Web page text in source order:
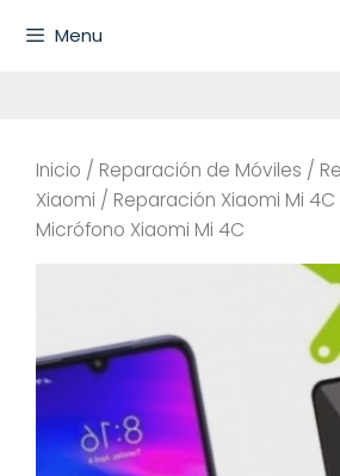
Menu
Inicio / Reparación de Móviles /
Xiaomi / Reparación Xiaomi Mi 4C
Micrófono Xiaomi Mi 4C